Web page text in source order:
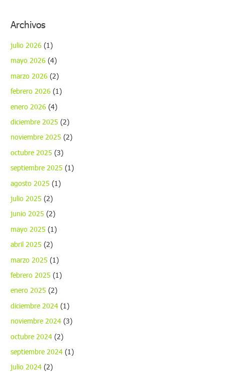
Archivos
julio 2026 (1)
mayo 2026 (4)
marzo 2026 (2)
febrero 2026 (1)
enero 2026 (4)
diciembre 2025 (2)
noviembre 2025 (2)
octubre 2025 (3)
septiembre 2025 (1)
agosto 2025 (1)
julio 2025 (2)
junio 2025 (2)
mayo 2025 (1)
abril 2025 (2)
marzo 2025 (1)
febrero 2025 (1)
enero 2025 (2)
diciembre 2024 (1)
noviembre 2024 (3)
octubre 2024 (2)
septiembre 2024 (1)
julio 2024 (2)